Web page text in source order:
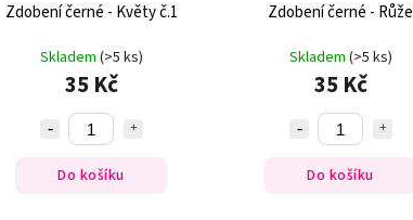
Zdobení černé - Květy č.1
Skladem (>5 ks)
35 Kč
Do košíku
Zdobení černé - Růže
Skladem (>5 ks)
35 Kč
Do košíku